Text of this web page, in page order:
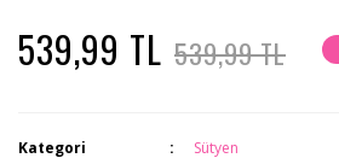
539,99 TL 539,99 TL
Kategori
Sütyen